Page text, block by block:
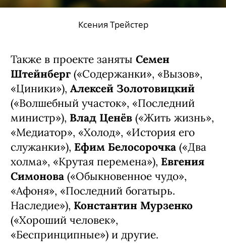
Также в проекте занятыСемен
Штейнберг(«Содержанки», «Вызов»,
«Циники»),Алексей Золотовицкий
(«Волшебный участок», «Последний
министр»),Влад Ценёв(«Жить жизнь»,
«Медиатор», «Холод», «История его
служанки»),Ефим Белосорочка(«Два
холма», «Крутая перемена»),Евгения
Симонова(«Обыкновенное чудо»,
«Афоня», «Последний богатырь.
Наследие»),Константин Мурзенко
(«Хороший человек»,